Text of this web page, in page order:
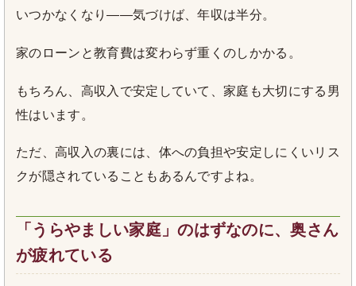
いつかなくなり――気づけば、年収は半分。
家のローンと教育費は変わらず重くのしかかる。
もちろん、高収入で安定していて、家庭も大切にする男
性はいます。
ただ、高収入の裏には、体への負担や安定しにくいリス
クが隠されていることもあるんですよね。
「うらやましい家庭」のはずなのに、奥さん
が疲れている